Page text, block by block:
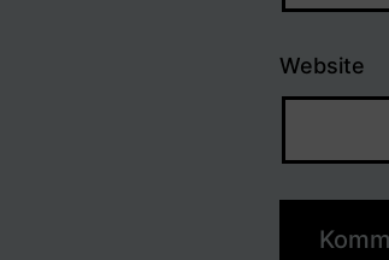
Website